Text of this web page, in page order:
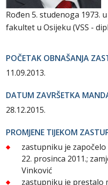
Rođen 5. studenoga 1973.
fakultet u Osijeku (VSS -
POČETAK OBNAŠANJA
11.09.2013.
DATUM ZAVRŠETKA
28.12.2015.
PROMJENE TIJEKOM
zastupniku je
22. prosinca 2011.;
Vinković
zastupniku je prestalo